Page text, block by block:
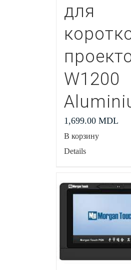
для
W1200
1,699.00 MDL
В корзину
Details